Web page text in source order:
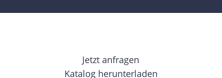
Jetzt anfragen
Katalog herunterladen